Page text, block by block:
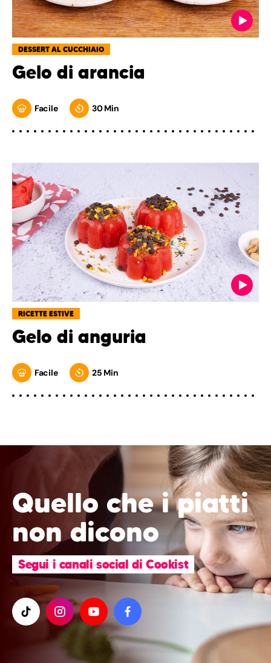
DESSERT AL CUCCHIAIO
Gelo di arancia
Facile 30 Min
RICETTE ESTIVE
Gelo di anguria
Facile 25 Min
Quello che i piatti
non dicono
Segui i canali social di Cookist